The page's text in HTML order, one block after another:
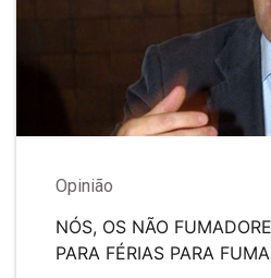
Opinião
NÓS, OS NÃO
PARA FÉRIAS PARA